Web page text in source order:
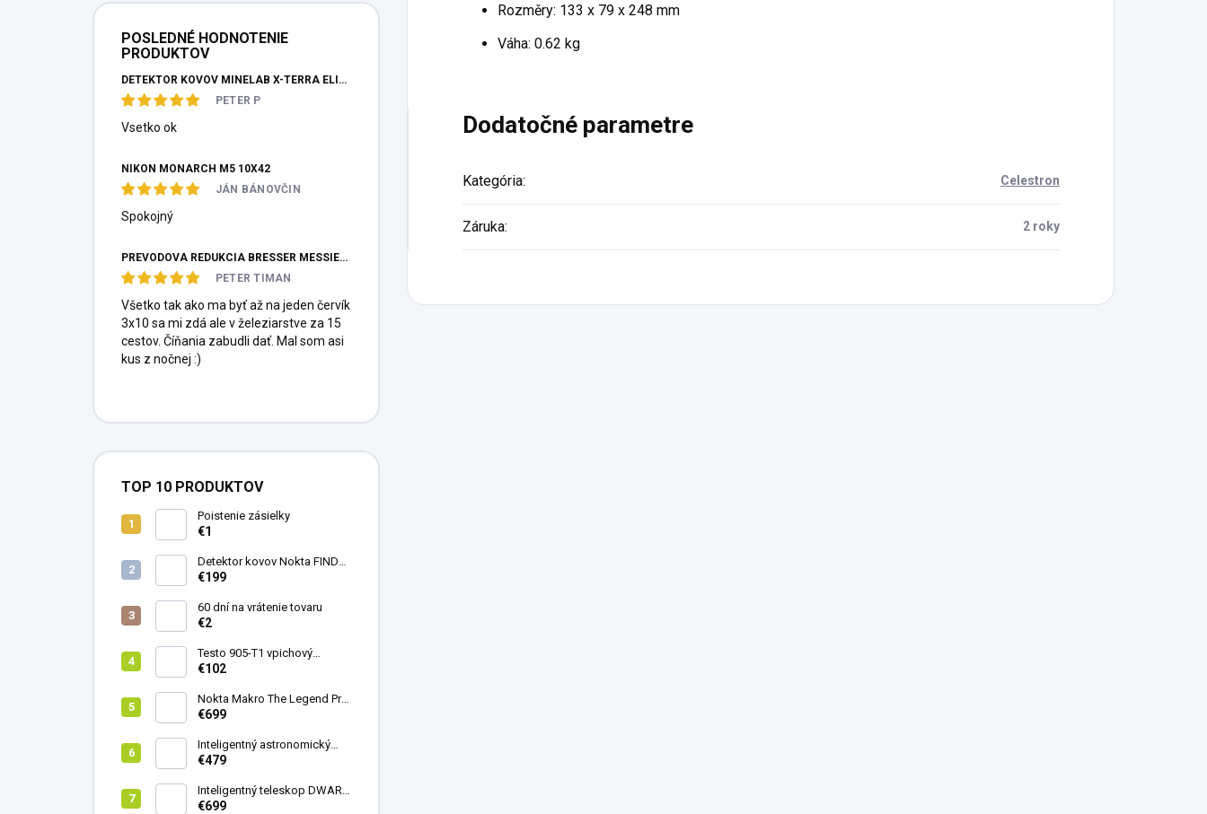
POSLEDNÉ HODNOTENIE
PRODUKTOV
DETEKTOR KOVOV MINELAB X-TERRA ELITE PINPOITER SET
PETER P
Vsetko ok
NIKON MONARCH M5 10X42
JÁN BÁNOVČIN
Spokojný
PREVODOVÁ REDUKCIA BRESSER MESSIER HEXAFOC 1:10
PETER TIMAN
Všetko tak ako ma byť až na jeden červík
3x10 sa mi zdá ale v železiarstve za 15
cestov. Číňania zabudli dať. Mal som asi
kus z nočnej :)
TOP 10 PRODUKTOV
Poistenie zásielky
€1
Detektor kovov Nokta FINDX
Pro
€199
60 dní na vrátenie tovaru
€2
Testo 905-T1 vpichový
teplomer
€102
Nokta Makro The Legend Pro
Pack - model 2024
€699
Inteligentný astronomický
teleskop DwarfLab Dwarf
€479
Inteligentný teleskop DWARF
III + originálny statív DWARF 3
€699
Rozměry: 133 x 79 x 248 mm
Váha: 0.62 kg
Dodatočné parametre
Kategória: Celestron
Záruka: 2 roky